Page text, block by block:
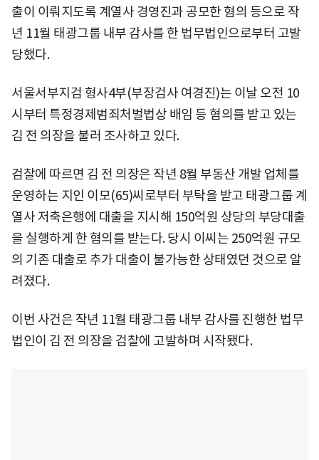
출이 이뤄지도록 계열사 경영진과 공모한 혐의 등으로 작
년 11월 태광그룹 내부 감사를 한 법무법인으로부터 고발
당했다.
서울서부지검 형사4부(부장검사 여경진)는 이날 오전 10
시부터 특정경제범죄처벌법상 배임 등 혐의를 받고 있는
김 전 의장을 불러 조사하고 있다.
검찰에 따르면 김 전 의장은 작년 8월 부동산 개발 업체를
운영하는 지인 이모(65)씨로부터 부탁을 받고 태광그룹 계
열사 저축은행에 대출을 지시해 150억원 상당의 부당대출
을 실행하게 한 혐의를 받는다. 당시 이씨는 250억원 규모
의 기존 대출로 추가 대출이 불가능한 상태였던 것으로 알
려졌다.
이번 사건은 작년 11월 태광그룹 내부 감사를 진행한 법무
법인이 김 전 의장을 검찰에 고발하며 시작됐다.